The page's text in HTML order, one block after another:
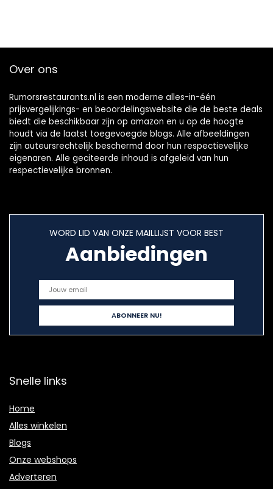
Over ons
Rumorsrestaurants.nl is een moderne alles-in-één
prijsvergelijkings- en beoordelingswebsite die de beste deals
biedt die beschikbaar zijn op amazon en u op de hoogte
houdt via de laatst toegevoegde blogs. Alle afbeeldingen
zijn auteursrechtelijk beschermd door hun respectievelijke
eigenaren. Alle geciteerde inhoud is afgeleid van hun
respectievelijke bronnen.
WORD LID VAN ONZE MAILLIJST VOOR BEST
Aanbiedingen
Snelle links
Home
Alles winkelen
Blogs
Onze webshops
Adverteren